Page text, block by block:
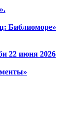
Библиоморе»
22 июня 2026